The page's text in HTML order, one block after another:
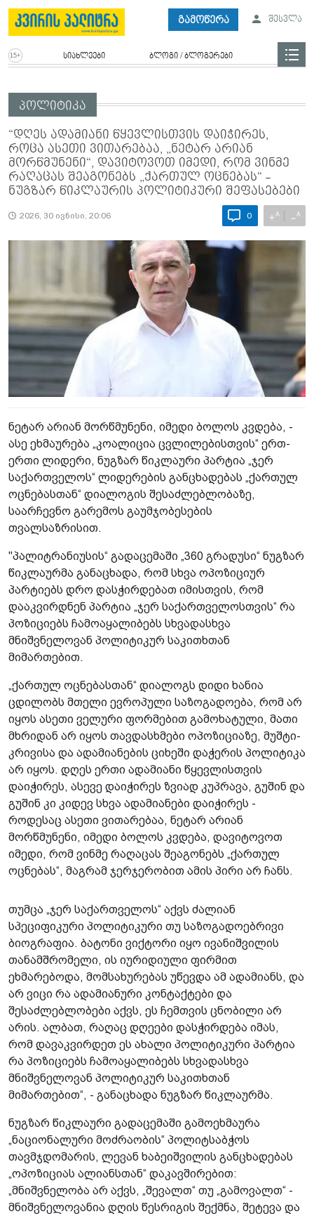
გამოწერა შესვლა
სიახლეები ბლოგი / ბლოგერები
პოლიტიკა
“დღეს ადამიანი წყევლისთვის დაიჭირეს,
როცა ასეთი ვითარებაა, „ნეტარ არიან
მორწმუნენი“, დავიტოვოთ იმედი, რომ ვინმე
რაღაცას შეაგონებს „ქართულ ოცნებას“ -
ნუგზარ წიკლაურის პოლიტიკური შეფასებები
2026, 30 ივნისი, 20:06 0 +A −A
ნეტარ არიან მორწმუნენი, იმედი ბოლოს კვდება, -
ასე ეხმაურება „კოალიცია ცვლილებისთვის“ ერთ-
ერთი ლიდერი, ნუგზარ წიკლაური პარტია „ჯერ
საქართველოს“ ლიდერების განცხადებას „ქართულ
ოცნებასთან“ დიალოგის შესაძლებლობაზე,
საარჩევნო გარემოს გაუმჯობესების
თვალსაზრისით.
"პალიტრანიუსის“ გადაცემაში „360 გრადუსი“ ნუგზარ
წიკლაურმა განაცხადა, რომ სხვა ოპოზიციურ
პარტიებს დრო დასჭირდებათ იმისთვის, რომ
დააკვირდნენ პარტია „ჯერ საქართველოსთვის“ რა
პოზიციებს ჩამოაყალიბებს სხვადასხვა
მნიშვნელოვან პოლიტიკურ საკითხთან
მიმართებით.
„ქართულ ოცნებასთან“ დიალოგს დიდი ხანია
ცდილობს მთელი ევროპული საზოგადოება, რომ არ
იყოს ასეთი ველური ფორმებით გამოხატული, მათი
მხრიდან არ იყოს თავდასხმები ოპოზიციაზე, მუშტი-
კრივისა და ადამიანების ციხეში დაჭერის პოლიტიკა
არ იყოს. დღეს ერთი ადამიანი წყევლისთვის
დაიჭირეს, ასევე დაიჭირეს ზვიად კუპრავა, გუშინ და
გუშინ კი კიდევ სხვა ადამიანები დაიჭირეს -
როდესაც ასეთი ვითარებაა, ნეტარ არიან
მორწმუნენი, იმედი ბოლოს კვდება, დავიტოვოთ
იმედი, რომ ვინმე რაღაცას შეაგონებს „ქართულ
ოცნებას“, მაგრამ ჯერჯერობით ამის პირი არ ჩანს.
თუმცა „ჯერ საქართველოს“ აქვს ძალიან
სპეციფიკური პოლიტიკური თუ საზოგადოებრივი
ბიოგრაფია. ბატონი ვიქტორი იყო ივანიშვილის
თანამშრომელი, ის იურიდიული ფირმით
ეხმარებოდა, მომსახურებას უწევდა ამ ადამიანს, და
არ ვიცი რა ადამიანური კონტაქტები და
შესაძლებლობები აქვს, ეს ჩემთვის ცნობილი არ
არის. ალბათ, რაღაც დღეები დასჭირდება იმას,
რომ დავაკვირდეთ ეს ახალი პოლიტიკური პარტია
რა პოზიციებს ჩამოაყალიბებს სხვადასხვა
მნიშვნელოვან პოლიტიკურ საკითხთან
მიმართებით“, - განაცხადა ნუგზარ წიკლაურმა.
ნუგზარ წიკლაური გადაცემაში გამოეხმაურა
„ნაციონალური მოძრაობის“ პოლიტსაბჭოს
თავმჯდომარის, ლევან ხაბეიშვილის განცხადებას
„ოპოზიციას ალიანსთან“ დაკავშირებით:
„მნიშვნელობა არ აქვს, „შევალთ“ თუ „გამოვალთ“ -
მნიშვნელოვანია დღის წესრიგის შექმნა, შეტევა და